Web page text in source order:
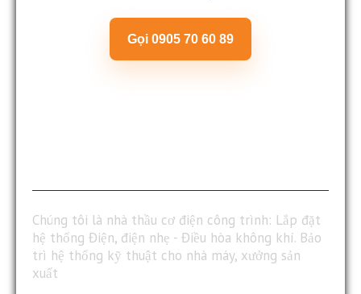
Gọi 0905 70 60 89
Chúng tôi là nhà thầu cơ điện công trình: Lắp đặt
hệ thống Điện, điện nhẹ - Điều hòa không khí. Bảo
trì hệ thống kỹ thuật cho nhà máy, xưởng sản
xuất